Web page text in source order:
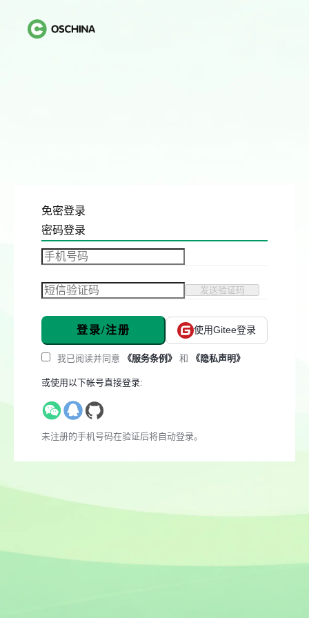
免密登录
密码登录
发送验证码
登录/注册 使用Gitee登录
我已阅读并同意 《服务条例》 和 《隐私声明》
或使用以下帐号直接登录:
未注册的手机号码在验证后将自动登录。